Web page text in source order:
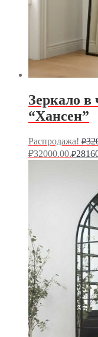
Зеркало в
“Хансен”
Распродажа! ₽
₽32000.00.₽